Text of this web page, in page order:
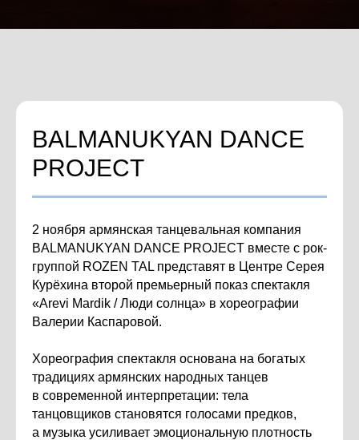
BALMANUKYAN DANCE
PROJECT
2 ноября армянская танцевальная компания
BALMANUKYAN DANCE PROJECT вместе с рок-
группой ROZEN TAL представят в Центре Серея
Курёхина второй премьерный показ спектакля
«Arevi Mardik / Люди солнца» в хореографии
Валерии Каспаровой.
Хореография спектакля основана на богатых
традициях армянских народных танцев
в современной интерпретации: тела
танцовщиков становятся голосами предков,
а музыка усиливает эмоциональную плотность